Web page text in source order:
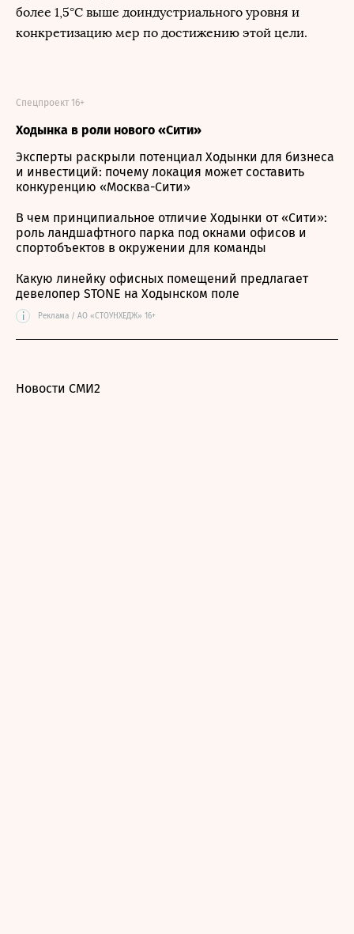
более 1,5°С выше доиндустриального уровня и
конкретизацию мер по достижению этой цели.
Ходынка в роли нового «Сити»
Спецпроект 16+
Эксперты раскрыли потенциал Ходынки для бизнеса
и инвестиций: почему локация может составить
конкуренцию «Москва-Сити»
В чем принципиальное отличие Ходынки от «Сити»:
роль ландшафтного парка под окнами офисов и
спортобъектов в окружении для команды
Какую линейку офисных помещений предлагает
девелопер STONE на Ходынском поле
i Реклама / АО «СТОУНХЕДЖ» 16+
Новости СМИ2